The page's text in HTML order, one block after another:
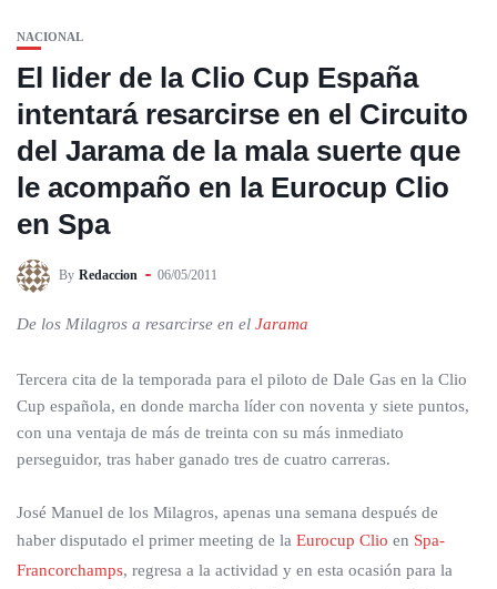
NACIONAL
El lider de la Clio Cup España
intentará resarcirse en el Circuito
del Jarama de la mala suerte que
le acompaño en la Eurocup Clio
en Spa
By Redaccion 06/05/2011
De los Milagros a resarcirse en el Jarama
Tercera cita de la temporada para el piloto de Dale Gas en la Clio
Cup española, en donde marcha líder con noventa y siete puntos,
con una ventaja de más de treinta con su más inmediato
perseguidor, tras haber ganado tres de cuatro carreras.
José Manuel de los Milagros, apenas una semana después de
haber disputado el primer meeting de la Eurocup Clio en Spa-
Francorchamps, regresa a la actividad y en esta ocasión para la